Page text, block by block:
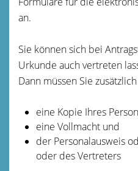
an.
Sie können sich bei
Urkunde auch vertreten
Dann müssen Sie
eine Kopie Ihres
eine Vollmacht und
der Personalausweis
oder des Vertreters